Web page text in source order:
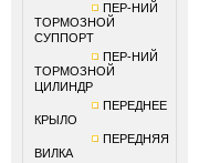
ПЕР-НИЙ
ТОРМОЗНОЙ
СУППОРТ
ПЕР-НИЙ
ТОРМОЗНОЙ
ЦИЛИНДР
ПЕРЕДНЕЕ
КРЫЛО
ПЕРЕДНЯЯ
ВИЛКА